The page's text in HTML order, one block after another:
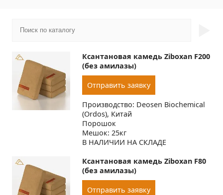
Ксантановая камедь Ziboxan F200
(без амилазы)
Отправить заявку
Производство: Deosen Biochemical
(Ordos), Китай
Порошок
Мешок: 25кг
В НАЛИЧИИ НА СКЛАДЕ
Ксантановая камедь Ziboxan F80
(без амилазы)
Отправить заявку